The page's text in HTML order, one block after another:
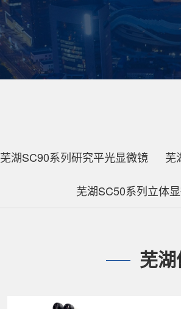
芜湖SC90系列研究平光显微镜 芜
芜湖SC50系列立体
芜